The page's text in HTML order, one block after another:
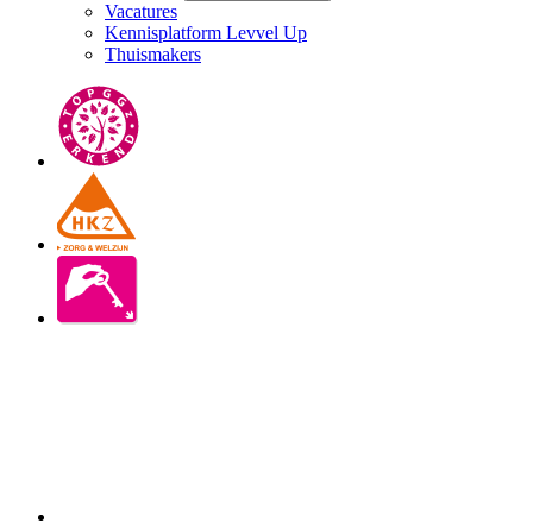
Vacatures
Kennisplatform Levvel Up
Thuismakers